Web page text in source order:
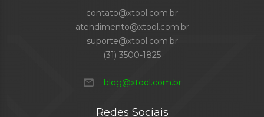
contato@xtool.com.br
atendimento@xtool.com.br
suporte@xtool.com.br
(31) 3500-1825
mail blog@xtool.com.br
Redes Sociais